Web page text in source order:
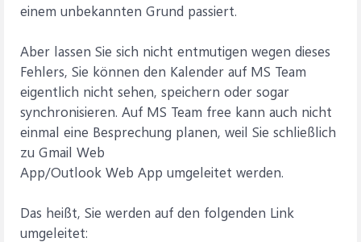
einem unbekannten Grund passiert.
Aber lassen Sie sich nicht entmutigen wegen dieses
Fehlers, Sie können den Kalender auf MS Team
eigentlich nicht sehen, speichern oder sogar
synchronisieren. Auf MS Team free kann auch nicht
einmal eine Besprechung planen, weil Sie schließlich
zu Gmail Web
App/Outlook Web App umgeleitet werden.
Das heißt, Sie werden auf den folgenden Link
umgeleitet: